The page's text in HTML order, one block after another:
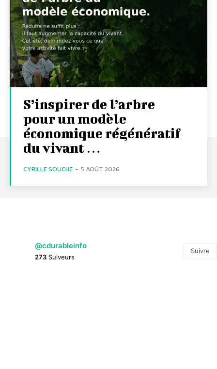
S’inspirer de l’arbre
pour un modèle
économique régénératif
du vivant …
CYRILLE SOUCHE - 5 AOÛT 2026
@cdurableinfo
273 Suiveurs
Suivre